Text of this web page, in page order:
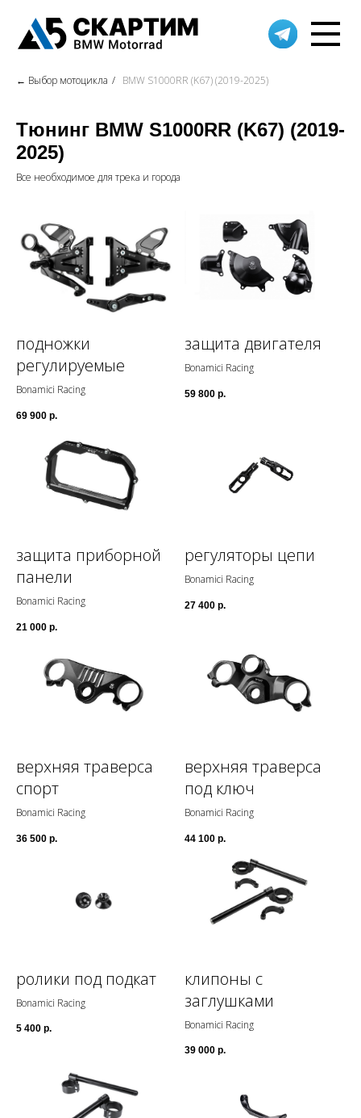
Запчасти
Мотоциклы
← Выбор мотоцикла / BMW S1000RR (K67) (2019-2025)
Тюнинг BMW S1000RR (K67) (2019-
2025)
Все необходимое для трека и города
подножки
регулируемые
Bonamici Racing
69 900 р.
защита двигателя
Bonamici Racing
59 800 р.
защита приборной
панели
Bonamici Racing
21 000 р.
регуляторы цепи
Bonamici Racing
27 400 р.
верхняя траверса
спорт
Bonamici Racing
36 500 р.
верхняя траверса
под ключ
Bonamici Racing
44 100 р.
ролики под подкат
Bonamici Racing
5 400 р.
клипоны с
заглушками
Bonamici Racing
39 000 р.